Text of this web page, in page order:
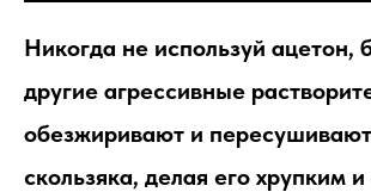
Никогда не используй ацетон,
другие агрессивные
обезжиривают и
скользяка, делая его хрупким